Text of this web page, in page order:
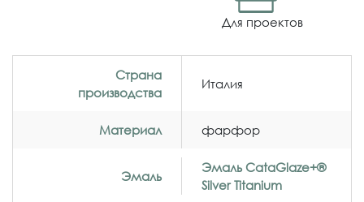
Для проектов
Страна
производства
Италия
Материал фарфор
Эмаль
Эмаль CataGlaze+®
Silver Titanium